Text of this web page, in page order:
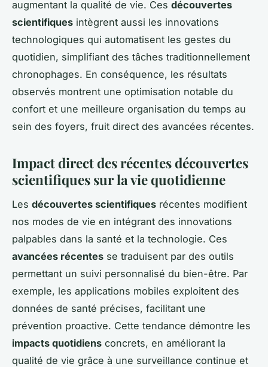
augmentant la qualité de vie. Ces découvertes
scientifiques intègrent aussi les innovations
technologiques qui automatisent les gestes du
quotidien, simplifiant des tâches traditionnellement
chronophages. En conséquence, les résultats
observés montrent une optimisation notable du
confort et une meilleure organisation du temps au
sein des foyers, fruit direct des avancées récentes.
Impact direct des récentes découvertes
scientifiques sur la vie quotidienne
Les découvertes scientifiques récentes modifient
nos modes de vie en intégrant des innovations
palpables dans la santé et la technologie. Ces
avancées récentes se traduisent par des outils
permettant un suivi personnalisé du bien-être. Par
exemple, les applications mobiles exploitent des
données de santé précises, facilitant une
prévention proactive. Cette tendance démontre les
impacts quotidiens concrets, en améliorant la
qualité de vie grâce à une surveillance continue et